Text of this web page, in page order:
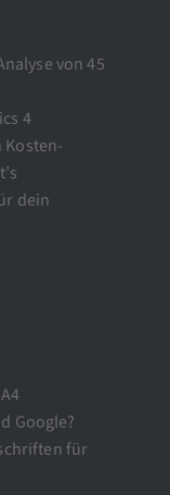
von 45
4
dein
Google?
für